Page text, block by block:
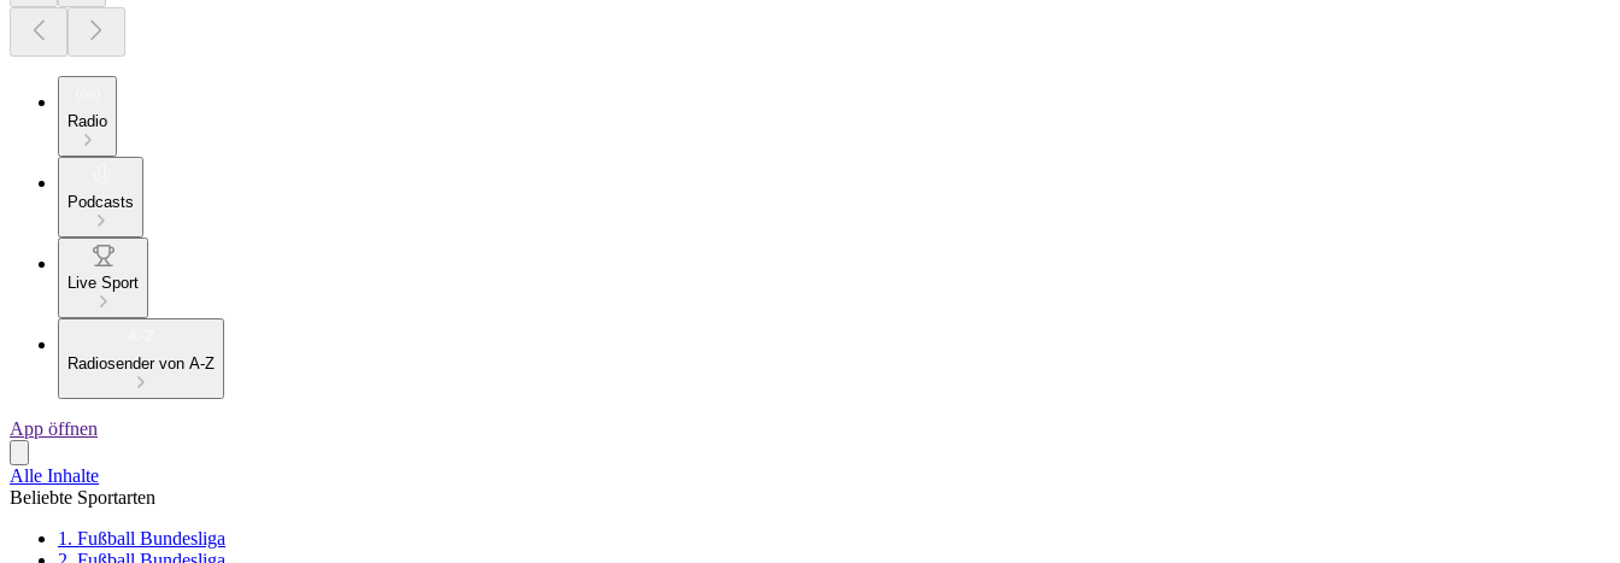
Radio
Podcasts
Live Sport
Radiosender von A-Z
App öffnen
Alle Inhalte
Beliebte Sportarten
1. Fußball Bundesliga